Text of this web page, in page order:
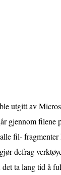
utgitt av
gjennom filene
fil- fragmenter
defrag
ta lang tid å